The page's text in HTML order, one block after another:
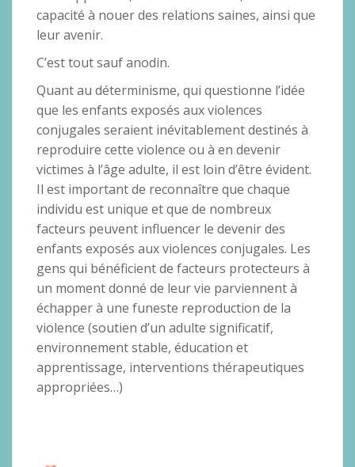
capacité à nouer des relations saines, ainsi que
leur avenir.
C’est tout sauf anodin.
Quant au déterminisme, qui questionne l’idée
que les enfants exposés aux violences
conjugales seraient inévitablement destinés à
reproduire cette violence ou à en devenir
victimes à l’âge adulte, il est loin d’être évident.
Il est important de reconnaître que chaque
individu est unique et que de nombreux
facteurs peuvent influencer le devenir des
enfants exposés aux violences conjugales. Les
gens qui bénéficient de facteurs protecteurs à
un moment donné de leur vie parviennent à
échapper à une funeste reproduction de la
violence (soutien d’un adulte significatif,
environnement stable, éducation et
apprentissage, interventions thérapeutiques
appropriées…)